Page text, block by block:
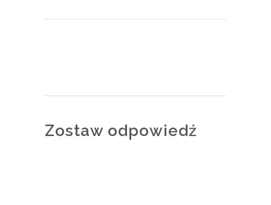
Zostaw odpowiedź